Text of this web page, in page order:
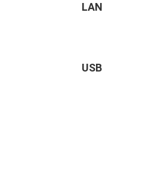
LAN
USB